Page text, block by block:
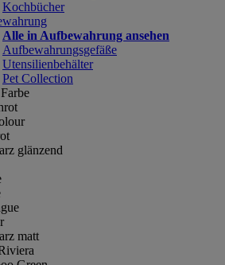
Kochbücher
Alle in Aufbewahrung ansehen
Aufbewahrungsgefäße
Utensilienbehälter
Pet Collection
glänzend
matt